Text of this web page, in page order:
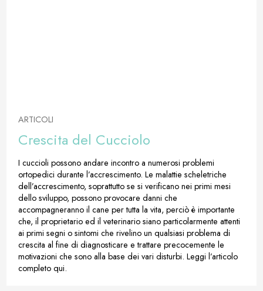
ARTICOLI
Crescita del Cucciolo
I cuccioli possono andare incontro a numerosi problemi
ortopedici durante l’accrescimento. Le malattie scheletriche
dell’accrescimento, soprattutto se si verificano nei primi mesi
dello sviluppo, possono provocare danni che
accompagneranno il cane per tutta la vita, perciò è importante
che, il proprietario ed il veterinario siano particolarmente attenti
ai primi segni o sintomi che rivelino un qualsiasi problema di
crescita al fine di diagnosticare e trattare precocemente le
motivazioni che sono alla base dei vari disturbi. Leggi l’articolo
completo qui.